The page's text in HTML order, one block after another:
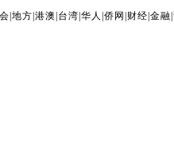
|地方 |港澳 台湾 |华人 |侨网 财经 |金融 |